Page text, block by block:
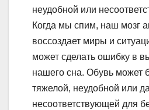
неудобной или
Когда мы спим, наш мозг
воссоздает миры и
может сделать ошибку в
нашего сна. Обувь может
тяжелой, неудобной или
несоответствующей для